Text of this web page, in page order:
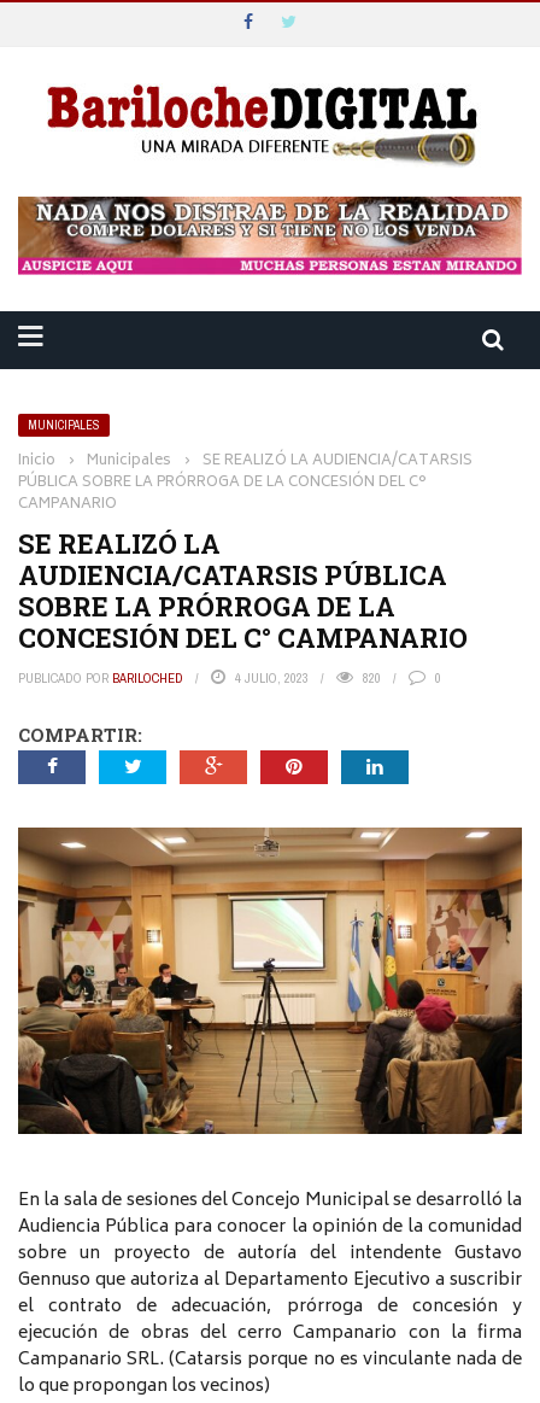
MUNICIPALES
Inicio › Municipales › SE REALIZÓ LA AUDIENCIA/CATARSIS
PÚBLICA SOBRE LA PRÓRROGA DE LA CONCESIÓN DEL C°
CAMPANARIO
SE REALIZÓ LA
AUDIENCIA/CATARSIS PÚBLICA
SOBRE LA PRÓRROGA DE LA
CONCESIÓN DEL C° CAMPANARIO
PUBLICADO POR BARILOCHED 4 JULIO, 2023 820 0
COMPARTIR:
En la sala de sesiones del Concejo Municipal se desarrolló la
Audiencia Pública para conocer la opinión de la comunidad
sobre un proyecto de autoría del intendente Gustavo
Gennuso que autoriza al Departamento Ejecutivo a suscribir
el contrato de adecuación, prórroga de concesión y
ejecución de obras del cerro Campanario con la firma
Campanario SRL. (Catarsis porque no es vinculante nada de
lo que propongan los vecinos)